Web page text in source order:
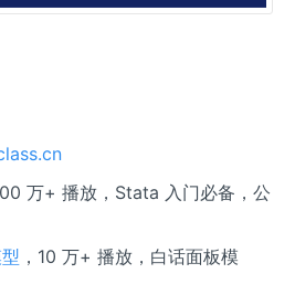
万+ 播放，Stata 入门必备，公
，10 万+ 播放，白话面板模